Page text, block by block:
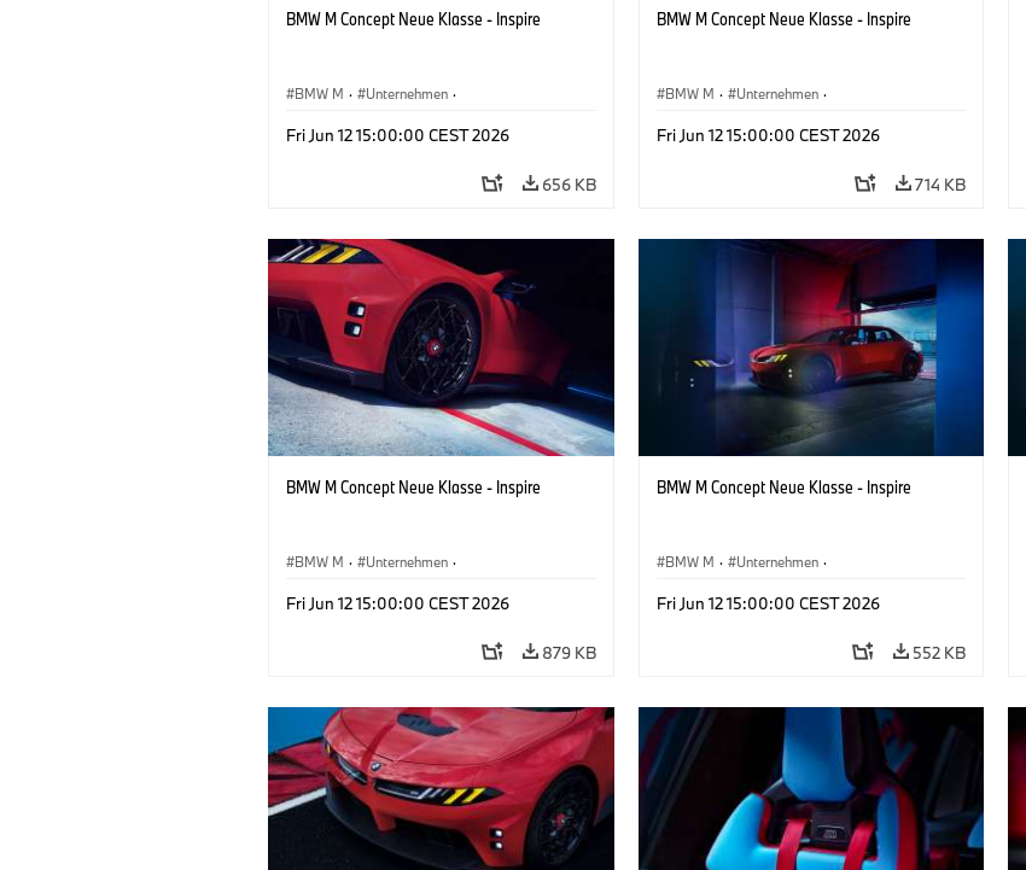
BMW M Concept Neue Klasse - Inspire
BMW M · Unternehmen ·
Fri Jun 12 15:00:00 CEST 2026
656 KB
BMW M Concept Neue Klasse - Inspire
BMW M · Unternehmen ·
Fri Jun 12 15:00:00 CEST 2026
714 KB
BMW M Concept Neue Klasse - Inspire
BMW M · Unternehmen ·
Fri Jun 12 15:00:00 CEST 2026
879 KB
BMW M Concept Neue Klasse - Inspire
BMW M · Unternehmen ·
Fri Jun 12 15:00:00 CEST 2026
552 KB